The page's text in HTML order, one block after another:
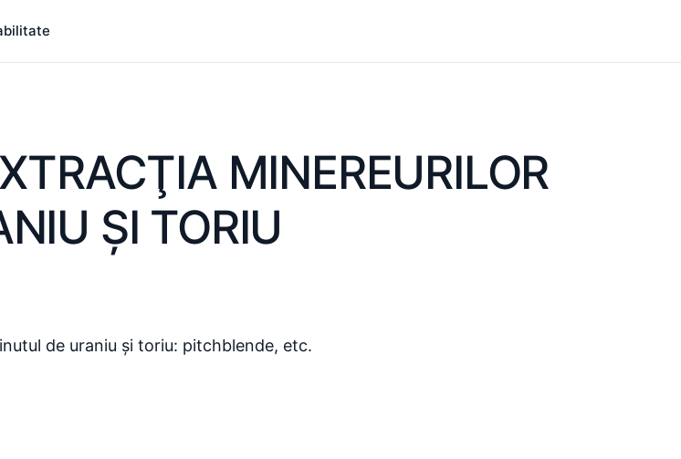
MINEREURILOR
ŞI TORIU
de uraniu și toriu: pitchblende, etc.